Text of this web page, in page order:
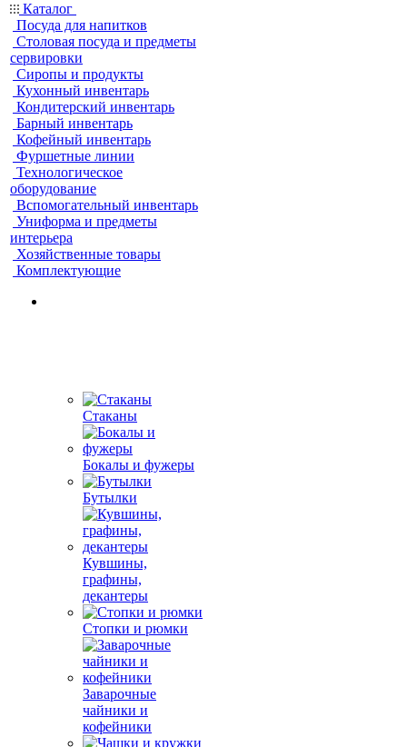
Каталог
Посуда для напитков
Столовая посуда и предметы
сервировки
Сиропы и продукты
Кухонный инвентарь
Кондитерский инвентарь
Барный инвентарь
Кофейный инвентарь
Фуршетные линии
Технологическое
оборудование
Вспомогательный инвентарь
Униформа и предметы
интерьера
Хозяйственные товары
Комплектующие
Стаканы
Бокалы и фужеры
Бутылки
Кувшины,
графины,
декантеры
Стопки и рюмки
Заварочные
чайники и
кофейники